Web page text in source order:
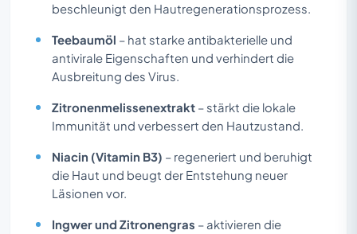
beschleunigt den Hautregenerationsprozess.
Teebaumöl – hat starke antibakterielle und
antivirale Eigenschaften und verhindert die
Ausbreitung des Virus.
Zitronenmelissenextrakt – stärkt die lokale
Immunität und verbessert den Hautzustand.
Niacin (Vitamin B3) – regeneriert und beruhigt
die Haut und beugt der Entstehung neuer
Läsionen vor.
Ingwer und Zitronengras – aktivieren die